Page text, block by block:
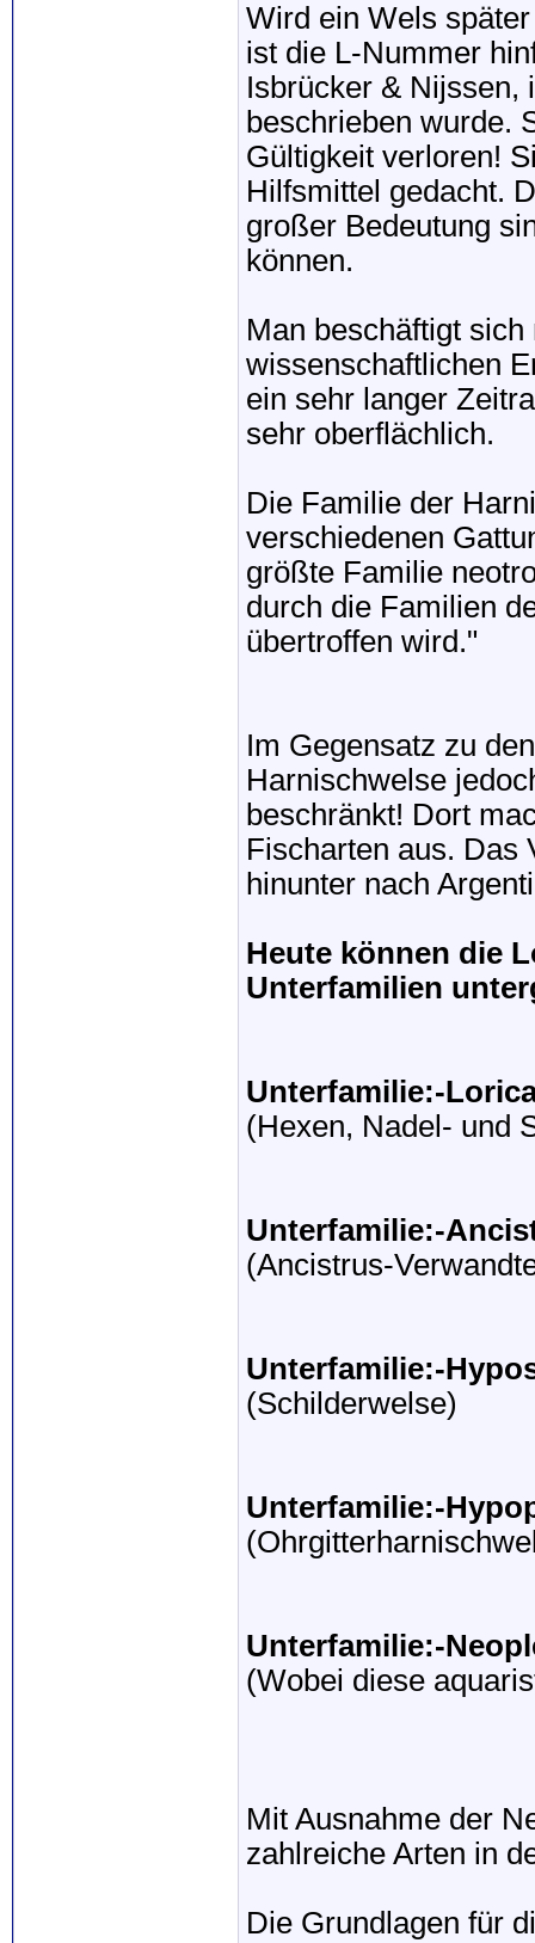
Wird ein Wels
ist die L-Nummer
Isbrücker & Nijssen,
beschrieben wurde.
Gültigkeit verloren!
Hilfsmittel gedacht.
großer Bedeutung
können.
Man beschäftigt
wissenschaftlichen
ein sehr langer
sehr oberflächlich.
Die Familie der
verschiedenen
größte Familie
durch die Familien
übertroffen wird."
Im Gegensatz zu
Harnischwelse
beschränkt! Dort
Fischarten aus. Das
hinunter nach
Heute können die
Unterfamilien
Unterfamilie:-
(Hexen, Nadel- und
Unterfamilie:-
(Ancistrus-
Unterfamilie:-
(Schilderwelse)
Unterfamilie:-
Unterfamilie:-
(Wobei diese
Mit Ausnahme der
zahlreiche Arten in
Die Grundlagen für